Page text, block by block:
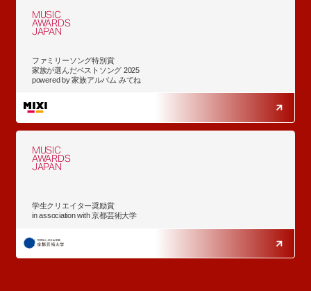
MUSIC
AWARDS
JAPAN
ファミリーソング特別賞
家族が選んだベストソング 2025
powered by 家族アルバム みてね
MUSIC
AWARDS
JAPAN
学生クリエイター奨励賞
in association with 京都芸術大学